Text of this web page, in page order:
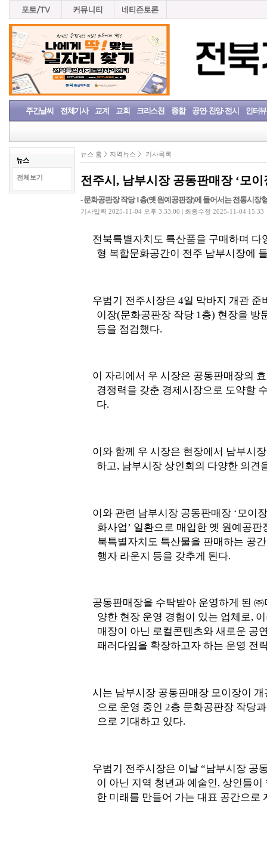
주간날씨 전체기사 교계 교회 크리스천 종합 공연· 찬양· 전시 인터뷰
전체보기
뉴스 홈 지역뉴스 기사목록
전주시, 남부시장 공동판매장 ‘모이
- 문화공판장 작당 1층(옛 원예공판장)에 들어서는 전통시장
기사입력 2025-11-04 오후 3:33:00 | 최종수정 2025-11-04 15:33
전북특별자치도 특산품을 구매하며
형 복합문화공간이 전주 남부시장에
우범기 전주시장은 4일 막바지 개관 준
이장(문화공판장 작당 1 층) 현장을 방
등을 점검했다.
이 자리에서 우 시장은 공동판매장의
경쟁력을 갖춘 경제시장으로 도약할
다.
이와 함께 우 시장은 현장에서 남부시
하고, 남부시장 상인회의 다양한 의견
이와 관련 남부시장 공동판매장 ‘ 모이장
화사업’ 일환으로 매입한 옛 원예공판
북특별자치도 특산물을 판매하는 공
행자 라운지 등을 갖추게 된다.
공동판매장을 수탁받아 운영하게 된 ㈜
양한 현장 운영 경험이 있는 업체로,
매장이 아닌 로컬콘텐츠와 새로운 공
패러다임을 확장하고자 하는 운영 전
시는 남부시장 공동판매장 모이장이
으로 운영 중인 2층 문화공판장 작당
으로 기대하고 있다.
우범기 전주시장은 이날 “남부시장 공
이 아닌 지역 청년과 예술인 , 상인들이
한 미래를 만들어 가는 대표 공간으로